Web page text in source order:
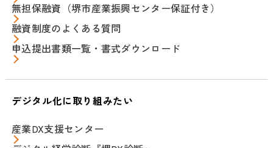
無担保融資（堺市産業振興センター保証付き）
融資制度のよくある質問
申込提出書類一覧・書式ダウンロード
デジタル化に取り組みたい
産業DX支援センター